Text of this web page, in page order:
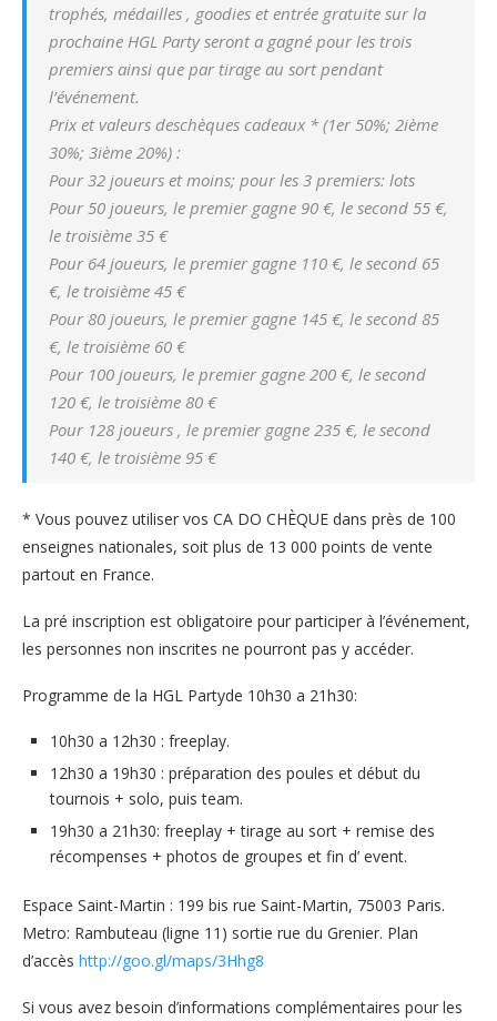
trophés, médailles , goodies et entrée gratuite sur la
prochaine HGL Party seront a gagné pour les trois
premiers ainsi que par tirage au sort pendant
l’événement.
Prix et valeurs deschèques cadeaux * (1er 50%; 2ième
30%; 3ième 20%) :
Pour 32 joueurs et moins; pour les 3 premiers: lots
Pour 50 joueurs, le premier gagne 90 €, le second 55 €,
le troisième 35 €
Pour 64 joueurs, le premier gagne 110 €, le second 65
€, le troisième 45 €
Pour 80 joueurs, le premier gagne 145 €, le second 85
€, le troisième 60 €
Pour 100 joueurs, le premier gagne 200 €, le second
120 €, le troisième 80 €
Pour 128 joueurs , le premier gagne 235 €, le second
140 €, le troisième 95 €
* Vous pouvez utiliser vos CA DO CHÈQUE dans près de 100
enseignes nationales, soit plus de 13 000 points de vente
partout en France.
La pré inscription est obligatoire pour participer à l’événement,
les personnes non inscrites ne pourront pas y accéder.
Programme de la HGL Partyde 10h30 a 21h30:
10h30 a 12h30 : freeplay.
12h30 a 19h30 : préparation des poules et début du
tournois + solo, puis team.
19h30 a 21h30: freeplay + tirage au sort + remise des
récompenses + photos de groupes et fin d’ event.
Espace Saint-Martin : 199 bis rue Saint-Martin, 75003 Paris.
Metro: Rambuteau (ligne 11) sortie rue du Grenier. Plan
d’accès http://goo.gl/maps/3Hhg8
Si vous avez besoin d’informations complémentaires pour les